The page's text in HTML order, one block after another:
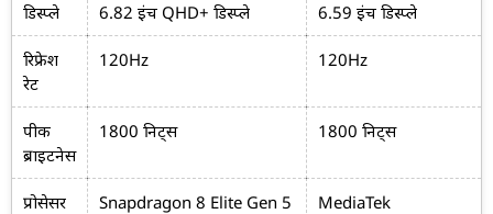
डिस्प्ले 6.82 इंच QHD+ डिस्प्ले 6.59 इंच डिस्प्ले
रिफ्रेश
रेट
120Hz 120Hz
पीक
ब्राइटनेस
1800 निट्स 1800 निट्स
प्रोसेसर Snapdragon 8 Elite Gen 5
MediaTek